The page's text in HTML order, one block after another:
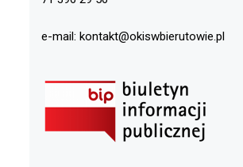
e-mail: kontakt@okiswbierutowie.pl